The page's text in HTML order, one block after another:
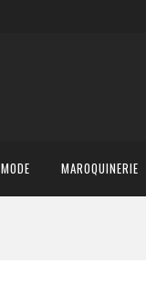
MODE MAROQUINERIE